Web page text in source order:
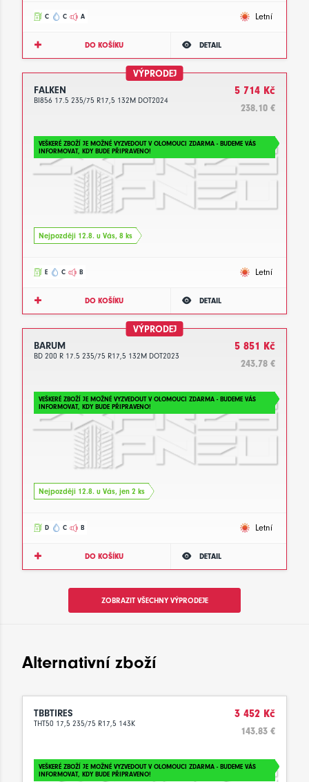
C C A Letní
DO KOŠÍKU DETAIL
VÝPRODEJ
FALKEN
BI856 17.5 235/75 R17,5 132M DOT2024
5 714 Kč
238.10 €
VEŠKERÉ ZBOŽÍ JE MOŽNÉ VYZVEDOUT V OLOMOUCI ZDARMA - BUDEME VÁS
INFORMOVAT, KDY BUDE PŘIPRAVENO!
Nejpozději 12.8. u Vás, 8 ks
E C B Letní
DO KOŠÍKU DETAIL
VÝPRODEJ
BARUM
BD 200 R 17.5 235/75 R17,5 132M DOT2023
5 851 Kč
243.78 €
VEŠKERÉ ZBOŽÍ JE MOŽNÉ VYZVEDOUT V OLOMOUCI ZDARMA - BUDEME VÁS
INFORMOVAT, KDY BUDE PŘIPRAVENO!
Nejpozději 12.8. u Vás, jen 2 ks
D C B Letní
DO KOŠÍKU DETAIL
ZOBRAZIT VŠECHNY VÝPRODEJE
Alternativní zboží
TBBTIRES
THT50 17,5 235/75 R17,5 143K
3 452 Kč
143.83 €
VEŠKERÉ ZBOŽÍ JE MOŽNÉ VYZVEDOUT V OLOMOUCI ZDARMA - BUDEME VÁS
INFORMOVAT, KDY BUDE PŘIPRAVENO!